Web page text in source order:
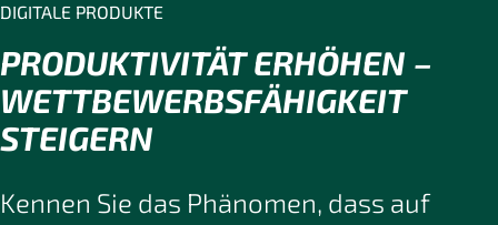
DIGITALE PRODUKTE
PRODUKTIVITÄT ERHÖHEN –
WETTBEWERBSFÄHIGKEIT
STEIGERN
Kennen Sie das Phänomen, dass auf